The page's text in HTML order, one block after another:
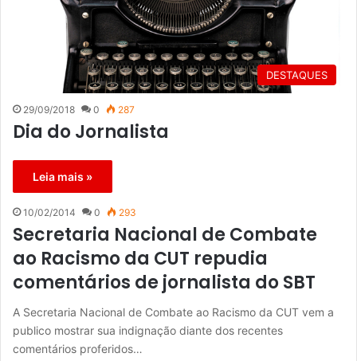
DESTAQUES
29/09/2018 0 287
Dia do Jornalista
Leia mais »
10/02/2014 0 293
Secretaria Nacional de Combate
ao Racismo da CUT repudia
comentários de jornalista do SBT
A Secretaria Nacional de Combate ao Racismo da CUT vem a
publico mostrar sua indignação diante dos recentes
comentários proferidos…